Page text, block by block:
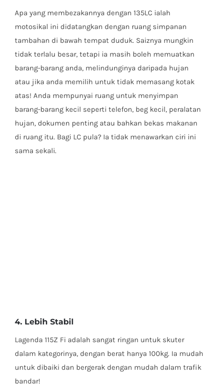
Apa yang membezakannya dengan 135LC ialah
motosikal ini didatangkan dengan ruang simpanan
tambahan di bawah tempat duduk. Saiznya mungkin
tidak terlalu besar, tetapi ia masih boleh memuatkan
barang-barang anda, melindunginya daripada hujan
atau jika anda memilih untuk tidak memasang kotak
atas! Anda mempunyai ruang untuk menyimpan
barang-barang kecil seperti telefon, beg kecil, peralatan
hujan, dokumen penting atau bahkan bekas makanan
di ruang itu. Bagi LC pula? Ia tidak menawarkan ciri ini
sama sekali.
4. Lebih Stabil
Lagenda 115Z Fi adalah sangat ringan untuk skuter
dalam kategorinya, dengan berat hanya 100kg. Ia mudah
untuk dibaiki dan bergerak dengan mudah dalam trafik
bandar!